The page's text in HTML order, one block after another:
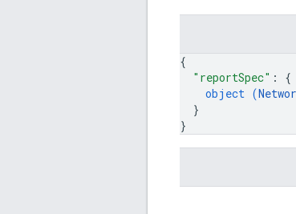
{
"reportSpec" : {
object (
}
}